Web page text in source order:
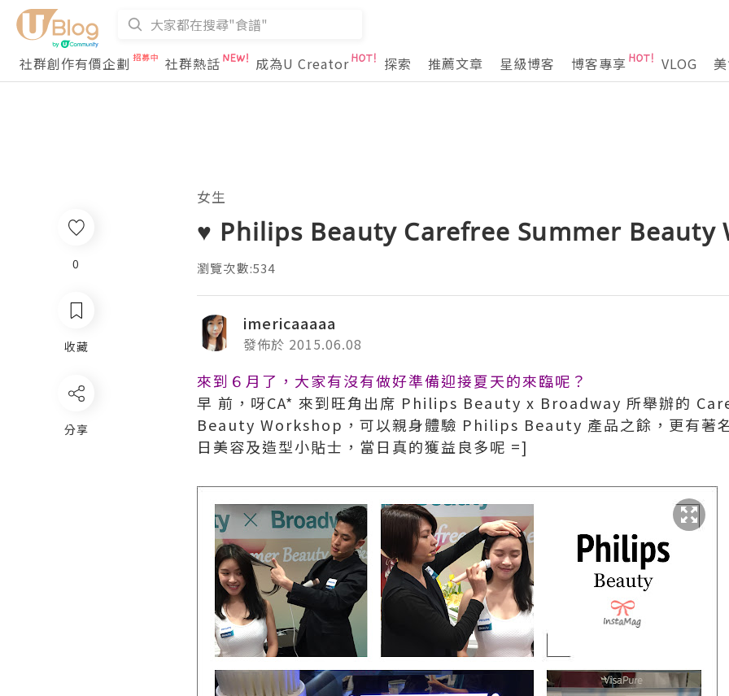
社群創作有價企劃
社群熱話 成為U Creator 探索 推薦文章 星級博客 博客專享 VLOG
0
收藏
分享
女生
♥ Philips Beauty Carefree Summer Beauty
瀏覽次數:534
imericaaaaa
發佈於 2015.06.08
來到６月了，大家有沒有做好準備迎接夏天的來臨呢？
早 前，呀CA* 來到旺角出席 Philips Beauty x Broadway 所舉辦的
Beauty Workshop，可以親身體驗 Philips Beauty 產品之餘，更有著
日美容及造型小貼士，當日真的獲益良多呢 =]